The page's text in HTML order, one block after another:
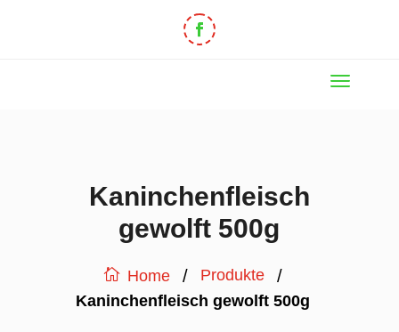
Kaninchenfleisch
gewolft 500g
Home / Produkte /
Kaninchenfleisch gewolft 500g